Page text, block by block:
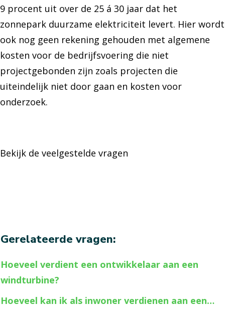
9 procent uit over de 25 á 30 jaar dat het
zonnepark duurzame elektriciteit levert. Hier wordt
ook nog geen rekening gehouden met algemene
kosten voor de bedrijfsvoering die niet
projectgebonden zijn zoals projecten die
uiteindelijk niet door gaan en kosten voor
onderzoek.
Bekijk de veelgestelde vragen
Gerelateerde vragen:
Hoeveel verdient een ontwikkelaar aan een
windturbine?
Hoeveel kan ik als inwoner verdienen aan een…